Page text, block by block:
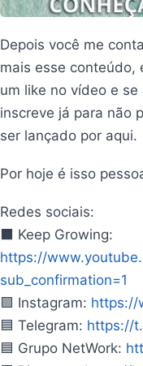
Depois você me
mais esse conteúdo,
um like no vídeo e
inscreve já para não
ser lançado por aqui.
Por hoje é isso
Redes sociais:
⬛ Keep Growing:
https://
sub_confirmation=1
🟪 Instagram: https://
🟦 Telegram: https://
🟦 Grupo NetWork: